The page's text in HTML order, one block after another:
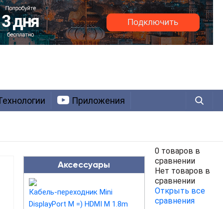
Приложения
Аксессуары
Кабель-переходник Mini
DisplayPort M =) HDMI M 1.8m
0 товаров в
сравнении
Нет товаров в
сравнении
Открыть все
сравнения